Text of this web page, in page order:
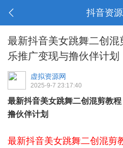
抖音资
最新抖音美女跳舞二创
乐推广变现与撸伙伴计划
虚拟资源网
2025-9-7 23:17:40
最新抖音美女跳舞二创混剪教
撸伙伴计划
最新抖音美女跳舞二创混剪